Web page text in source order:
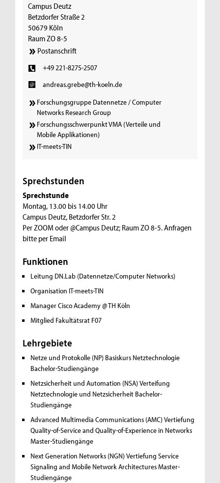
Campus Deutz
Betzdorfer Straße 2
50679 Köln
Raum ZO 8-5
Postanschrift
+49 221-8275-2507
andreas.grebe@th-koeln.de
Forschungsgruppe Datennetze / Computer
Networks Research Group
Forschungsschwerpunkt VMA (Verteile und
Mobile Applikationen)
IT-meets-TIN
Sprechstunden
Sprechstunde
Montag, 13.00 bis 14.00 Uhr
Campus Deutz, Betzdorfer Str. 2
Per ZOOM oder @Campus Deutz; Raum ZO 8-5. Anfragen
bitte per Email
Funktionen
Leitung DN.Lab (Datennetze/Computer Networks)
Organisation IT-meets-TIN
Manager Cisco Academy @ TH Köln
Mitglied Fakultätsrat F07
Lehrgebiete
Netze und Protokolle (NP) Basiskurs Netztechnologie
Bachelor-Studiengänge
Netzsicherheit und Automation (NSA)Verteifung
Netztechnologie und Netzsicherheit Bachelor-
Studiengänge
Advanced Multimedia Communications (AMC)Vertiefung
Quality-of-Service and Quality-of-Experience in Networks
Master-Studiengänge
Next Generation Networks (NGN)Vertiefung Service
Signaling and Mobile Network Architectures Master-
Studiengänge